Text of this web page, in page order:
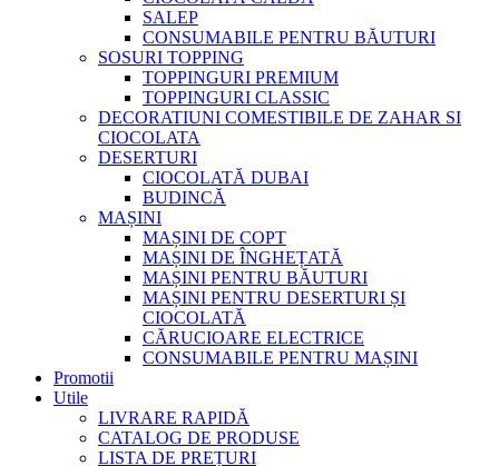
SALEP
CONSUMABILE PENTRU BĂUTURI
SOSURI TOPPING
TOPPINGURI PREMIUM
TOPPINGURI CLASSIC
DECORATIUNI COMESTIBILE DE ZAHAR SI
CIOCOLATA
DESERTURI
CIOCOLATĂ DUBAI
BUDINCĂ
MAȘINI
MAȘINI DE COPT
MAȘINI DE ÎNGHEȚATĂ
MAȘINI PENTRU BĂUTURI
MAȘINI PENTRU DESERTURI ȘI
CIOCOLATĂ
CĂRUCIOARE ELECTRICE
CONSUMABILE PENTRU MAȘINI
Promotii
Utile
LIVRARE RAPIDĂ
CATALOG DE PRODUSE
LISTA DE PREȚURI